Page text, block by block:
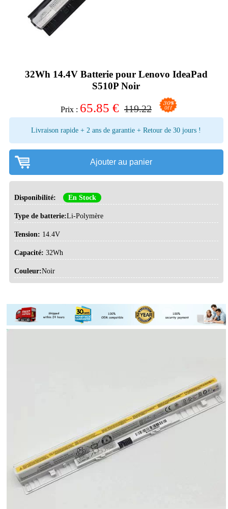
32Wh 14.4V Batterie pour Lenovo IdeaPad
S510P Noir
Prix : 65.85 € 119.22
Livraison rapide + 2 ans de garantie + Retour de 30 jours !
Ajouter au panier
Disponibilité: En Stock
Type de batterie:Li-Polymère
Tension: 14.4V
Capacité: 32Wh
Couleur:Noir